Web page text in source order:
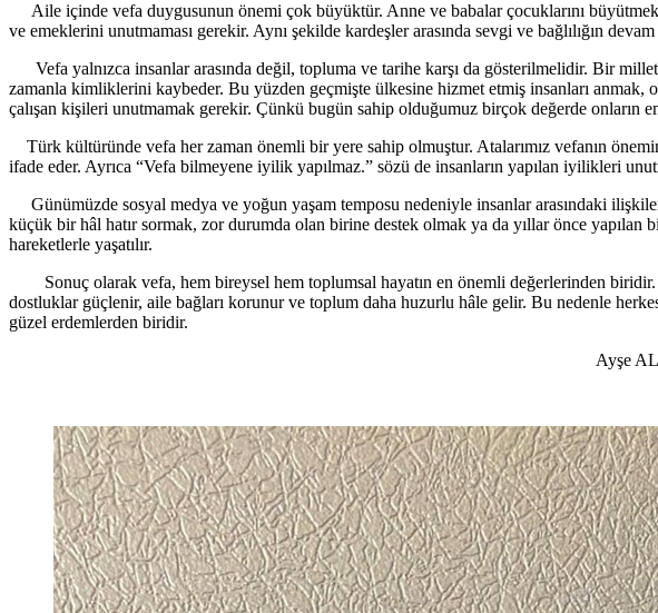
Aile içinde vefa duygusunun önemi çok büyüktür. Anne ve babalar çocuklarını büyütmek
ve emeklerini unutmaması gerekir. Aynı şekilde kardeşler arasında sevgi ve bağlılığın
Vefa yalnızca insanlar arasında değil, topluma ve tarihe karşı da gösterilmelidir. Bir
zamanla kimliklerini kaybeder. Bu yüzden geçmişte ülkesine hizmet etmiş insanları
çalışan kişileri unutmamak gerekir. Çünkü bugün sahip olduğumuz birçok değerde onların
Türk kültüründe vefa her zaman önemli bir yere sahip olmuştur. Atalarımız vefanın
ifade eder. Ayrıca “Vefa bilmeyene iyilik yapılmaz.” sözü de insanların yapılan iyilikleri
Günümüzde sosyal medya ve yoğun yaşam temposu nedeniyle insanlar arasındaki
küçük bir hâl hatır sormak, zor durumda olan birine destek olmak ya da yıllar önce
hareketlerle yaşatılır.
Sonuç olarak vefa, hem bireysel hem toplumsal hayatın en önemli değerlerinden biridir.
dostluklar güçlenir, aile bağları korunur ve toplum daha huzurlu hâle gelir. Bu nedenle
güzel erdemlerden biridir.
Ayşe ALGÜN